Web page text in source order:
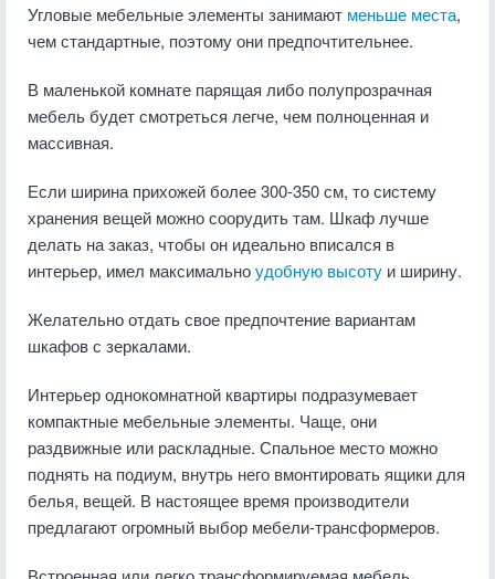
Угловые мебельные элементы занимают меньше места,
чем стандартные, поэтому они предпочтительнее.
В маленькой комнате парящая либо полупрозрачная
мебель будет смотреться легче, чем полноценная и
массивная.
Если ширина прихожей более 300-350 см, то систему
хранения вещей можно соорудить там. Шкаф лучше
делать на заказ, чтобы он идеально вписался в
интерьер, имел максимальноудобную высоту и ширину.
Желательно отдать свое предпочтение вариантам
шкафов с зеркалами.
Интерьер однокомнатной квартиры подразумевает
компактные мебельные элементы. Чаще, они
раздвижные или раскладные. Спальное место можно
поднять на подиум, внутрь него вмонтировать ящики для
белья, вещей. В настоящее время производители
предлагают огромный выбор мебели-трансформеров.